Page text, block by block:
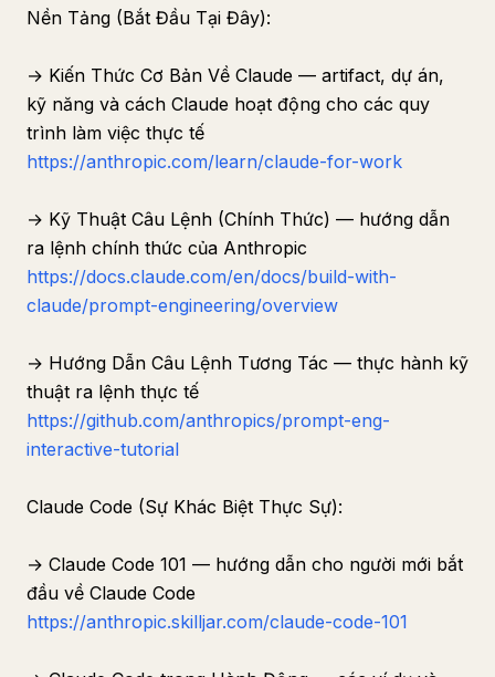
Nền Tảng (Bắt Đầu Tại Đây):
→ Kiến Thức Cơ Bản Về Claude — artifact, dự án,
kỹ năng và cách Claude hoạt động cho các quy
trình làm việc thực tế
https://anthropic.com/learn/claude-for-work
→ Kỹ Thuật Câu Lệnh (Chính Thức) — hướng dẫn
ra lệnh chính thức của Anthropic
https://docs.claude.com/en/docs/build-with-
claude/prompt-engineering/overview
→ Hướng Dẫn Câu Lệnh Tương Tác — thực hành kỹ
thuật ra lệnh thực tế
https://github.com/anthropics/prompt-eng-
interactive-tutorial
Claude Code (Sự Khác Biệt Thực Sự):
→ Claude Code 101 — hướng dẫn cho người mới bắt
đầu về Claude Code
https://anthropic.skilljar.com/claude-code-101